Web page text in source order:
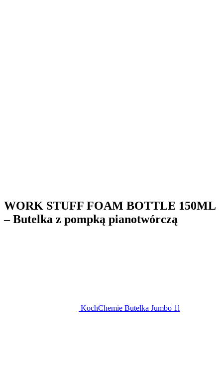
WORK STUFF FOAM BOTTLE 150ML
– Butelka z pompką pianotwórczą
KochChemie Butelka Jumbo 1l